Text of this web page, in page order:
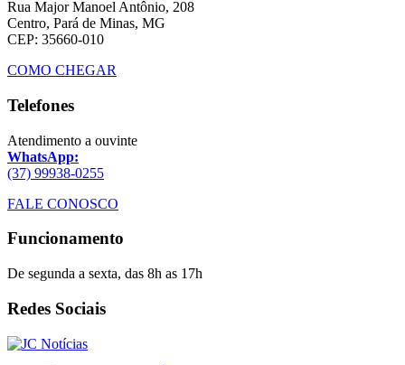
Rua Major Manoel Antônio, 208
Centro, Pará de Minas, MG
CEP: 35660-010
COMO CHEGAR
Telefones
Atendimento a ouvinte
WhatsApp:
(37) 99938-0255
FALE CONOSCO
Funcionamento
De segunda a sexta, das 8h as 17h
Redes Sociais